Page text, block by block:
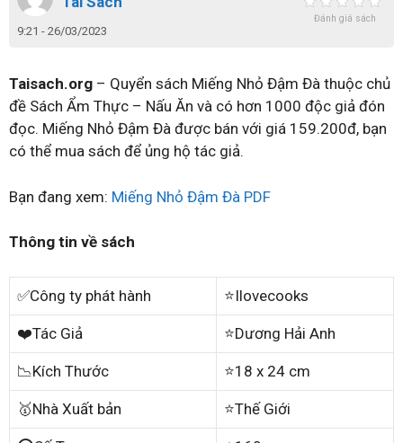
9:21 - 26/03/2023
Đánh giá sách
Taisach.org – Quyển sách Miếng Nhỏ Đậm Đà thuộc chủ
đề Sách Ẩm Thực – Nấu Ăn và có hơn 1000 độc giả đón
đọc. Miếng Nhỏ Đậm Đà được bán với giá 159.200đ, bạn
có thể mua sách để ủng hộ tác giả.
Bạn đang xem: Miếng Nhỏ Đậm Đà PDF
Thông tin về sách
✅Công ty phát hành ⭐Ilovecooks
❤️Tác Giả ⭐Dương Hải Anh
📉Kích Thước ⭐18 x 24 cm
🥇Nhà Xuất bản ⭐Thế Giới